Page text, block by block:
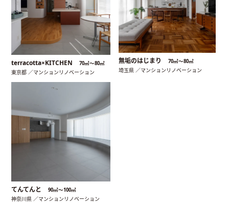
terracotta×KITCHEN 70㎡〜80㎡
東京都 ／マンションリノベーション
無垢のはじまり 70㎡〜80㎡
埼玉県 ／マンションリノベーション
てんてんと 90㎡〜100㎡
神奈川県 ／マンションリノベーション